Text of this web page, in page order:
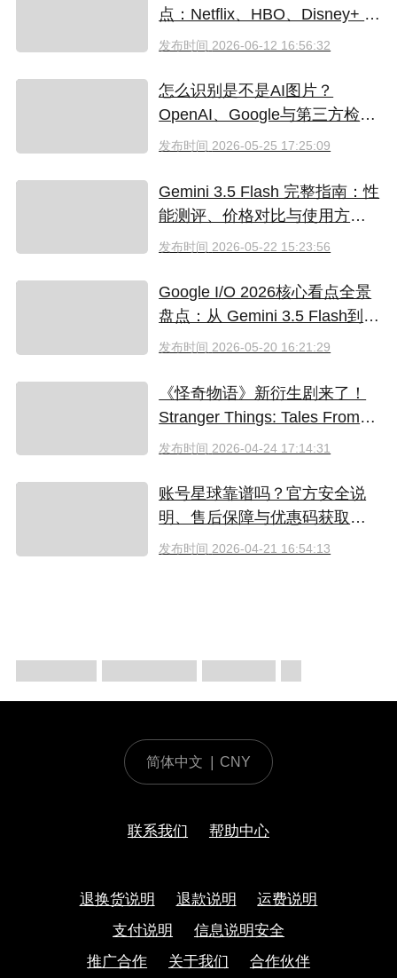
点：Netflix、HBO、Disney+ 哪
些爆款必追？（附国内超划算
发布时间 2026-06-12 16:56:32
怎么识别是不是AI图片？
OpenAI、Google与第三方检测
工具对比
发布时间 2026-05-25 17:25:09
Gemini 3.5 Flash 完整指南：性
能测评、价格对比与使用方法
（2026）
发布时间 2026-05-22 15:23:56
Google I/O 2026核心看点全景
盘点：从 Gemini 3.5 Flash到全
新AI智能体生态
发布时间 2026-05-20 16:21:29
《怪奇物语》新衍生剧来了！
Stranger Things: Tales From
'85 好看吗？附奈飞拼车低价观
发布时间 2026-04-24 17:14:31
账号星球靠谱吗？官方安全说
明、售后保障与优惠码获取指
南（2026）
发布时间 2026-04-21 16:54:13
简体中文 CNY
联系我们 帮助中心
退换货说明 退款说明
运费说明
支付说明
信息说明安全
推广合作
关于我们 合作伙伴